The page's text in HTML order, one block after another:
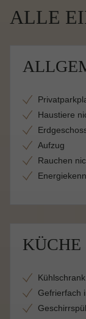
ALLE
Haustiere
Aufzug
Rauchen
KÜCHE
Kühlschrank
Gefrierfach